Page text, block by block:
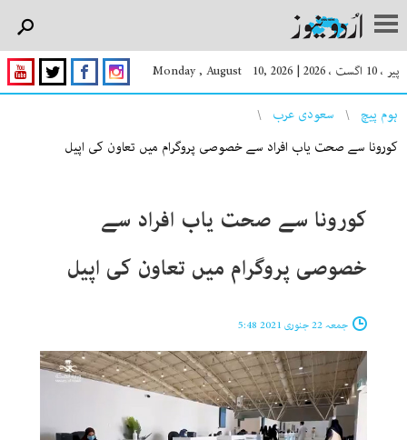
پیر ، 10 اگست ، 2026 |
Monday , August 10, 2026
You are here
ہوم پیچ
سعودی عرب
کورونا سے صحت یاب افراد سے خصوصی پروگرام میں تعاون کی اپیل
کورونا سے صحت یاب افراد سے
خصوصی پروگرام میں تعاون کی اپیل
جمعہ 22 جنوری 2021 5:48